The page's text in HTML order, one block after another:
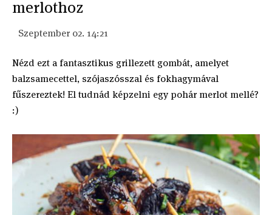
merlothoz
Szeptember 02. 14:21
Nézd ezt a fantasztikus grillezett gombát, amelyet
balzsamecettel, szójaszósszal és fokhagymával
fűszereztek! El tudnád képzelni egy pohár merlot mellé?
:)